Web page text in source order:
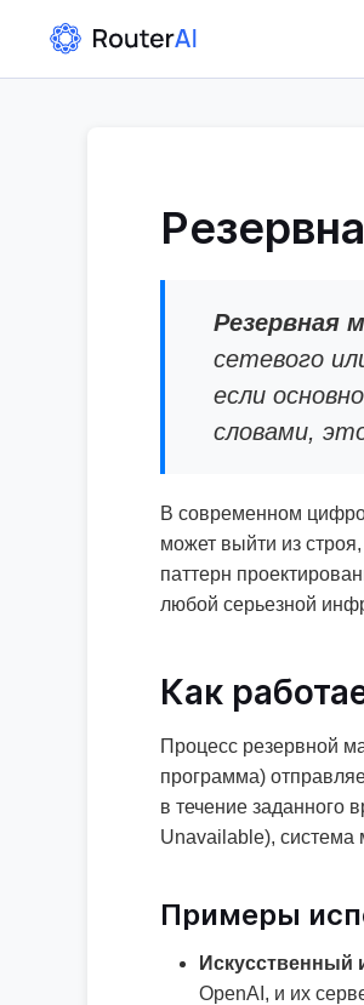
Резервная
сетевого
если
словами,
В современном
может выйти из
паттерн
любой серьезной
Как
Процесс резервной
программа)
в течение заданного
Unavailable), система
Примеры
Искусственный
OpenAI, и их